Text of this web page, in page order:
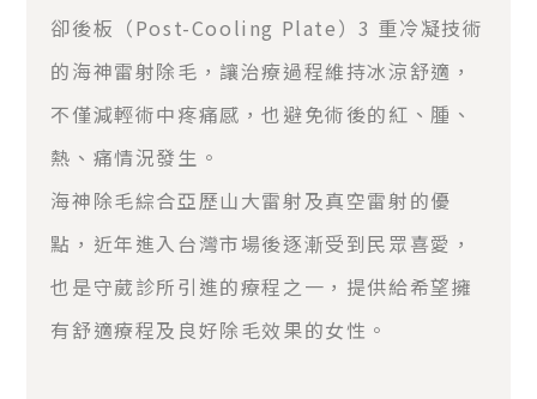
卻後板（Post-Cooling Plate）3 重冷凝技術
的海神雷射除毛，讓治療過程維持冰涼舒適，
不僅減輕術中疼痛感，也避免術後的紅、腫、
熱、痛情況發生。
海神除毛綜合亞歷山大雷射及真空雷射的優
點，近年進入台灣市場後逐漸受到民眾喜愛，
也是守葳診所引進的療程之一，提供給希望擁
有舒適療程及良好除毛效果的女性。